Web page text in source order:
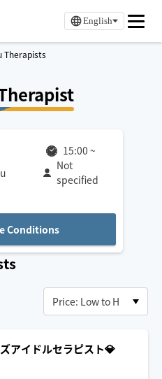
English
Therapists
15:00 ~
Not
specified
Conditions
アイドルセラピスト💎